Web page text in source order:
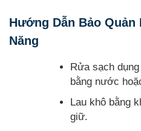
Hướng Dẫn Bảo Quản
Năng
Rửa sạch
bằng nước
Lau khô bằng
giữ.